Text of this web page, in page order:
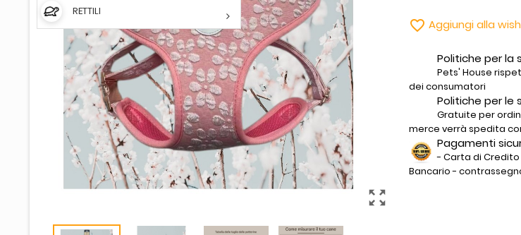
RETTILI
zoom_out_map
 Aggiungi alla
Politiche per la
Pets' House
dei consumatori
Politiche per le
Gratuite per
merce verrà spedita
Pagamenti
- Carta di Credito
Bancario -